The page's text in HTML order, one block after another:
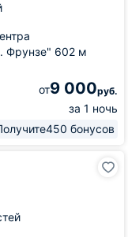
Фрунзе" 602 м
от9 000руб.
за 1 ночь
450 бонусов